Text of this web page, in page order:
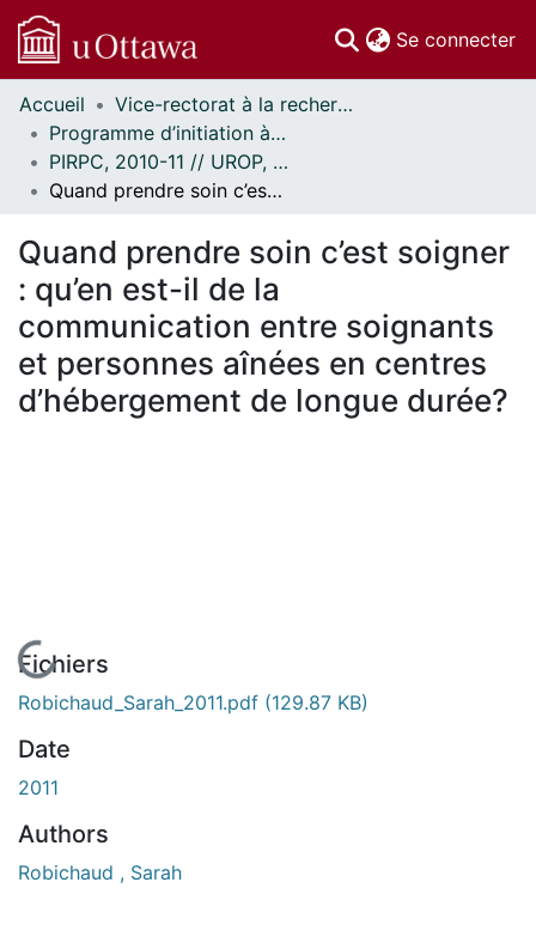
Se connecter
Communautés
et collections
Parcourir
Statistiques
À propos
Accueil
Vice-rectorat à la recherche // Office of the V-P, Research
Programme d’initiation à la recherche au premier cycle (PIRPC) // Undergraduate Research Opportunity Program (UROP)
PIRPC, 2010-11 // UROP, 2010-11
Quand prendre soin c’est soigner : qu’en est-il de la communication entre soignants et personnes aînées en centres d’hébergement de longue durée?
Quand prendre soin c’est soigner
: qu’en est-il de la
communication entre soignants
et personnes aînées en centres
d’hébergement de longue durée?
En cours de chargement...
Fichiers
Robichaud_Sarah_2011.pdf (129.87 KB)
Date
2011
Authors
Robichaud , Sarah